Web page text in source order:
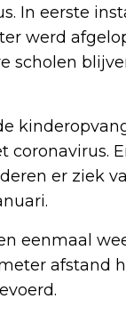
In eerste
werd
scholen
er ziek
eenmaal
afstand